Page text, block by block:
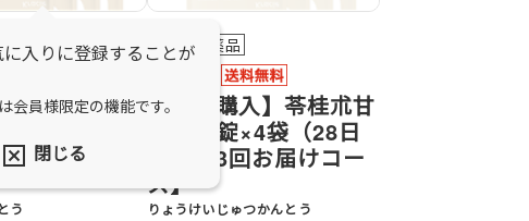
入りに登録することが
会員様限定の機能です。
閉じる
】防已黄耆
お届けコー
う
【定期購入】苓桂朮甘
湯 126錠×4袋（28日
分）【3回お届けコー
ス】
りょうけいじゅつかんとう
第2類医薬品